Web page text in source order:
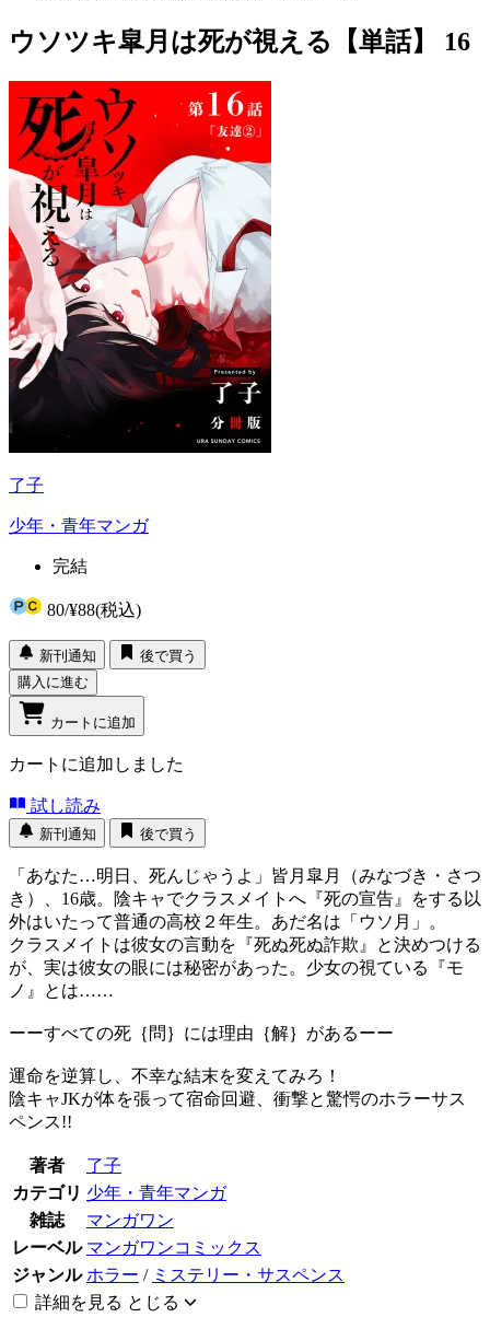
ウソツキ皐月は死が視える【単話】 16
了子
少年・青年マンガ
完結
80/¥88(税込)
新刊通知
後で買う
購入に進む
カートに追加
カートに追加しました
試し読み
新刊通知 後で買う
「あなた…明日、死んじゃうよ」皆月皐月（みなづき・さつ
き）、16歳。陰キャでクラスメイトへ『死の宣告』をする以
外はいたって普通の高校２年生。あだ名は「ウソ月」。
クラスメイトは彼女の言動を『死ぬ死ぬ詐欺』と決めつける
が、実は彼女の眼には秘密があった。少女の視ている『モ
ノ』とは……
ーーすべての死｛問｝には理由｛解｝があるーー
運命を逆算し、不幸な結末を変えてみろ！
陰キャJKが体を張って宿命回避、衝撃と驚愕のホラーサス
ペンス!!
著者
了子
カテゴリ 少年・青年マンガ
雑誌
マンガワン
レーベル マンガワンコミックス
ジャンル ホラー / ミステリー・サスペンス
詳細を見る とじる